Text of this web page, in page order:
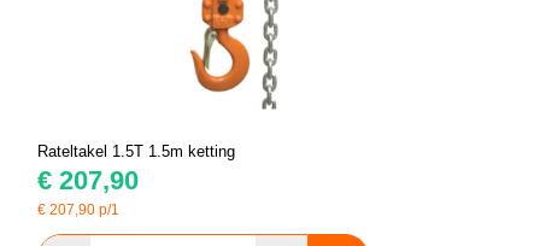
Rateltakel 1.5T 1.5m ketting
€ 207,90
€207,90 p/1